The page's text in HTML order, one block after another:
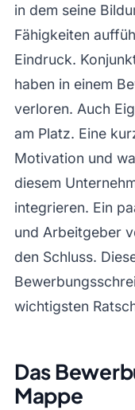
in dem seine
Fähigkeiten
Eindruck.
haben in einem
verloren. Auch
am Platz. Eine
Motivation und
diesem
integrieren. Ein
und Arbeitgeber
den Schluss.
wichtigsten
Das
Mappe